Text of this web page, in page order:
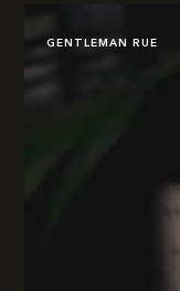
GENTLEMAN RUE